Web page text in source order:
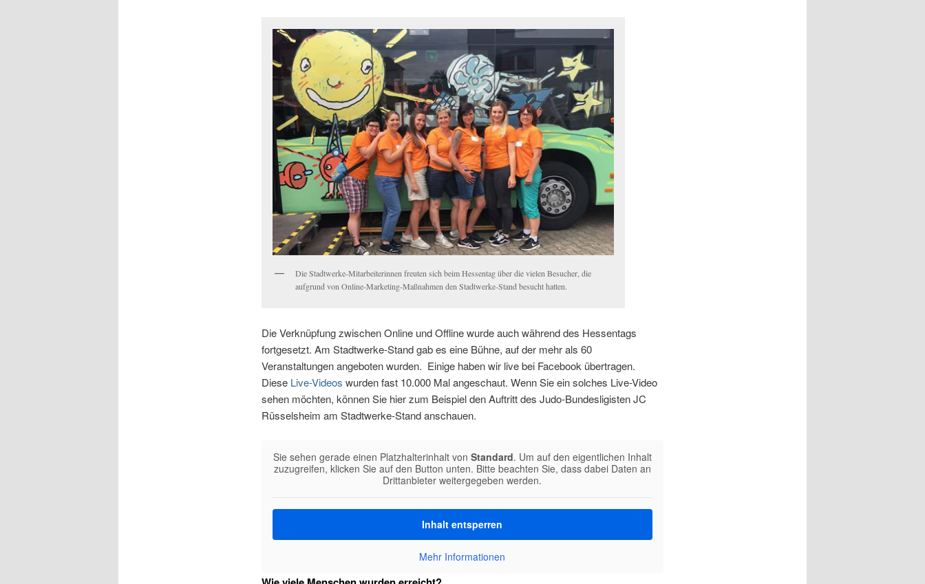
Die Stadtwerke-Mitarbeiterinnen freuten sich beim Hessentag über die vielen Besucher, die
aufgrund von Online-Marketing-Maßnahmen den Stadtwerke-Stand besucht hatten.
Die Verknüpfung zwischen Online und Offline wurde auch während des Hessentags
fortgesetzt. Am Stadtwerke-Stand gab es eine Bühne, auf der mehr als 60
Veranstaltungen angeboten wurden. Einige haben wir live bei Facebook übertragen.
Diese Live-Videos wurden fast 10.000 Mal angeschaut. Wenn Sie ein solches Live-Video
sehen möchten, können Sie hier zum Beispiel den Auftritt des Judo-Bundesligisten JC
Rüsselsheim am Stadtwerke-Stand anschauen.
Sie sehen gerade einen Platzhalterinhalt von Standard. Um auf den eigentlichen Inhalt
zuzugreifen, klicken Sie auf den Button unten. Bitte beachten Sie, dass dabei Daten an
Drittanbieter weitergegeben werden.
Inhalt entsperren
Mehr Informationen